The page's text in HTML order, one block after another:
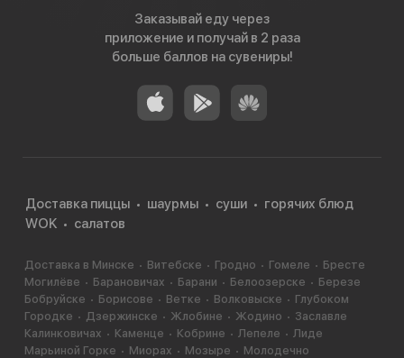
Заказывай еду через
приложение и получай в 2 раза
больше баллов на сувениры!
Доставка пиццы шаурмы суши
горячих блюд
WOK
салатов
Доставка в Минске Витебске Гродно Гомеле
Бресте
Могилёве
Барановичах Барани Белоозерске
Березе
Бобруйске
Борисове Ветке Волковыске
Глубоком
Городке
Дзержинске Жлобине Жодино
Заславле
Калинковичах
Каменце Кобрине Лепеле
Лиде
Марьиной Горке
Миорах Мозыре
Молодечно